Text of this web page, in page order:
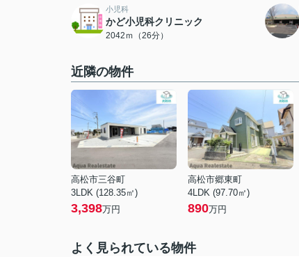
小児科
かど小児科クリニック
2042ｍ（26分）
近隣の物件
高松市三谷町
3LDK (128.35㎡)
3,398万円
高松市郷東町
4LDK (97.70㎡)
890万円
よく見られている物件